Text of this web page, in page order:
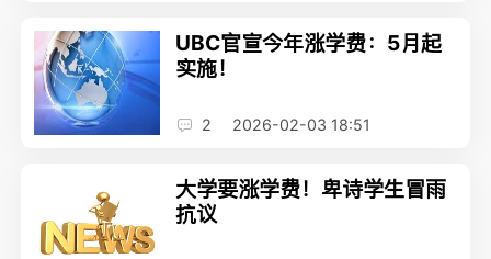
UBC官宣今年涨学费：5月起
实施！
2 2026-02-03 18:51
大学要涨学费！卑诗学生冒雨
抗议